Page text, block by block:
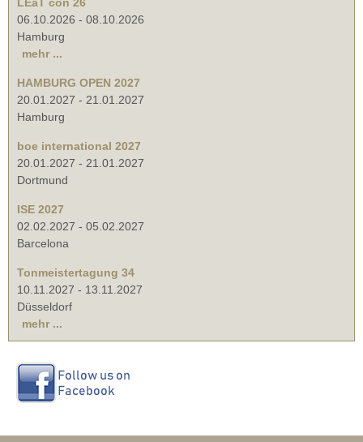
06.10.2026 - 08.10.2026
Hamburg
mehr ...
HAMBURG OPEN 2027
20.01.2027 - 21.01.2027
Hamburg
boe international 2027
20.01.2027 - 21.01.2027
Dortmund
ISE 2027
02.02.2027 - 05.02.2027
Barcelona
Tonmeistertagung 34
10.11.2027 - 13.11.2027
Düsseldorf
mehr ...